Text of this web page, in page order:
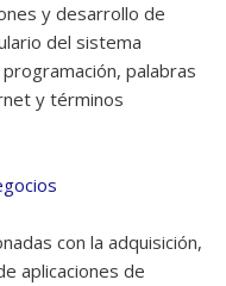
y desarrollo de
del sistema
palabras
y términos
con la adquisición,
aplicaciones de